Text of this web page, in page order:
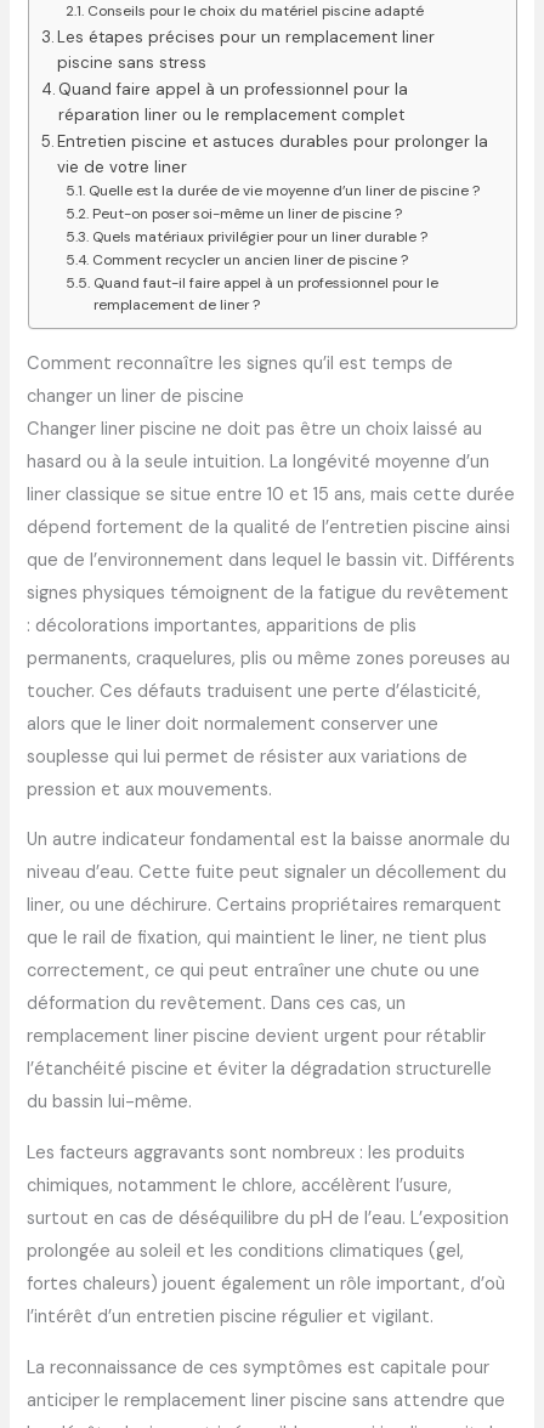
Conseils pour le choix du matériel piscine adapté
Les étapes précises pour un remplacement liner
piscine sans stress
Quand faire appel à un professionnel pour la
réparation liner ou le remplacement complet
Entretien piscine et astuces durables pour prolonger la
vie de votre liner
Quelle est la durée de vie moyenne d’un liner de piscine ?
Peut-on poser soi-même un liner de piscine ?
Quels matériaux privilégier pour un liner durable ?
Comment recycler un ancien liner de piscine ?
Quand faut-il faire appel à un professionnel pour le
remplacement de liner ?
Comment reconnaître les signes qu’il est temps de
changer un liner de piscine
Changer liner piscine ne doit pas être un choix laissé au
hasard ou à la seule intuition. La longévité moyenne d’un
liner classique se situe entre 10 et 15 ans, mais cette durée
dépend fortement de la qualité de l’entretien piscine ainsi
que de l’environnement dans lequel le bassin vit. Différents
signes physiques témoignent de la fatigue du revêtement
: décolorations importantes, apparitions de plis
permanents, craquelures, plis ou même zones poreuses au
toucher. Ces défauts traduisent une perte d’élasticité,
alors que le liner doit normalement conserver une
souplesse qui lui permet de résister aux variations de
pression et aux mouvements.
Un autre indicateur fondamental est la baisse anormale du
niveau d’eau. Cette fuite peut signaler un décollement du
liner, ou une déchirure. Certains propriétaires remarquent
que le rail de fixation, qui maintient le liner, ne tient plus
correctement, ce qui peut entraîner une chute ou une
déformation du revêtement. Dans ces cas, un
remplacement liner piscine devient urgent pour rétablir
l’étanchéité piscine et éviter la dégradation structurelle
du bassin lui-même.
Les facteurs aggravants sont nombreux : les produits
chimiques, notamment le chlore, accélèrent l’usure,
surtout en cas de déséquilibre du pH de l’eau. L’exposition
prolongée au soleil et les conditions climatiques (gel,
fortes chaleurs) jouent également un rôle important, d’où
l’intérêt d’un entretien piscine régulier et vigilant.
La reconnaissance de ces symptômes est capitale pour
anticiper le remplacement liner piscine sans attendre que